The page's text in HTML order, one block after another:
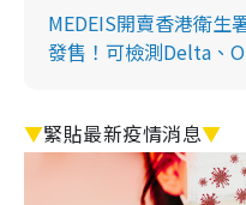
MEDEIS開賣香港衛生
發售！可檢測Delta、
▼緊貼最新疫情消息▼